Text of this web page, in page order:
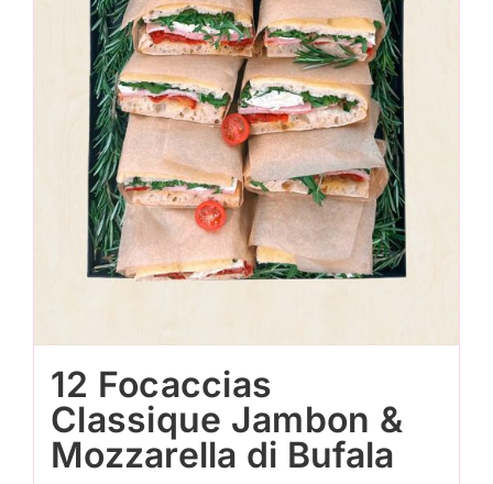
12 Focaccias
Classique Jambon &
Mozzarella di Bufala